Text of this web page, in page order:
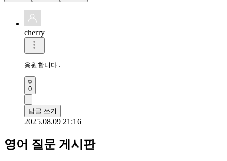
cherry
응원합니다.
0
답글 쓰기
2025.08.09 21:16
영어 질문 게시판